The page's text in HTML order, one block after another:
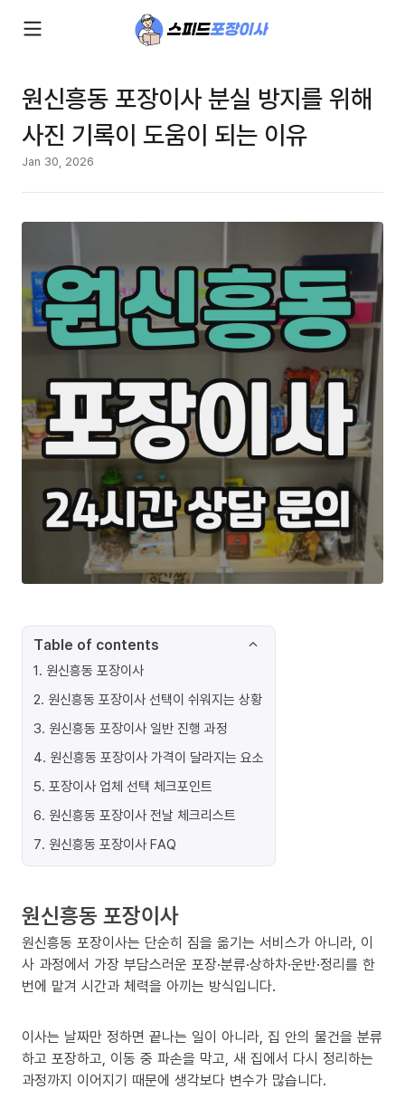
원신흥동 포장이사 분실 방지를 위해
사진 기록이 도움이 되는 이유
Jan 30, 2026
Table of contents
1. 원신흥동 포장이사
2. 원신흥동 포장이사 선택이 쉬워지는 상황
3. 원신흥동 포장이사 일반 진행 과정
4. 원신흥동 포장이사 가격이 달라지는 요소
5. 포장이사 업체 선택 체크포인트
6. 원신흥동 포장이사 전날 체크리스트
7. 원신흥동 포장이사 FAQ
원신흥동 포장이사
원신흥동 포장이사는 단순히 짐을 옮기는 서비스가 아니라, 이
사 과정에서 가장 부담스러운 포장·분류·상하차·운반·정리를 한
번에 맡겨 시간과 체력을 아끼는 방식입니다.
이사는 날짜만 정하면 끝나는 일이 아니라, 집 안의 물건을 분류
하고 포장하고, 이동 중 파손을 막고, 새 집에서 다시 정리하는
과정까지 이어지기 때문에 생각보다 변수가 많습니다.